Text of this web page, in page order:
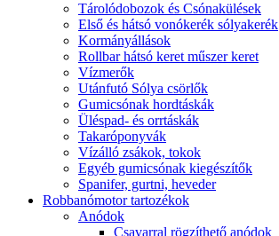
Tárolódobozok és Csónakülések
Első és hátsó vonókerék sólyakerék
Kormányállások
Rollbar hátsó keret műszer keret
Vízmerők
Utánfutó Sólya csörlők
Gumicsónak hordtáskák
Üléspad- és orrtáskák
Takaróponyvák
Vízálló zsákok, tokok
Egyéb gumicsónak kiegészítők
Spanifer, gurtni, heveder
Robbanómotor tartozékok
Anódok
Csavarral rögzíthető anódok